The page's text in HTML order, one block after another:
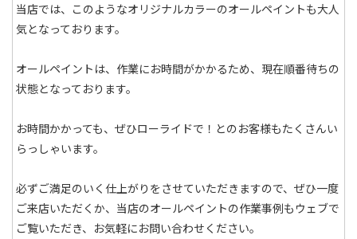
当店では、このようなオリジナルカラーのオールペイントも大人
気となっております。
オールペイントは、作業にお時間がかかるため、現在順番待ちの
状態となっております。
お時間かかっても、ぜひローライドで！とのお客様もたくさんい
らっしゃいます。
必ずご満足のいく仕上がりをさせていただきますので、ぜひ一度
ご来店いただくか、当店のオールペイントの作業事例もウェブで
ご覧いただき、お気軽にお問い合わせください。